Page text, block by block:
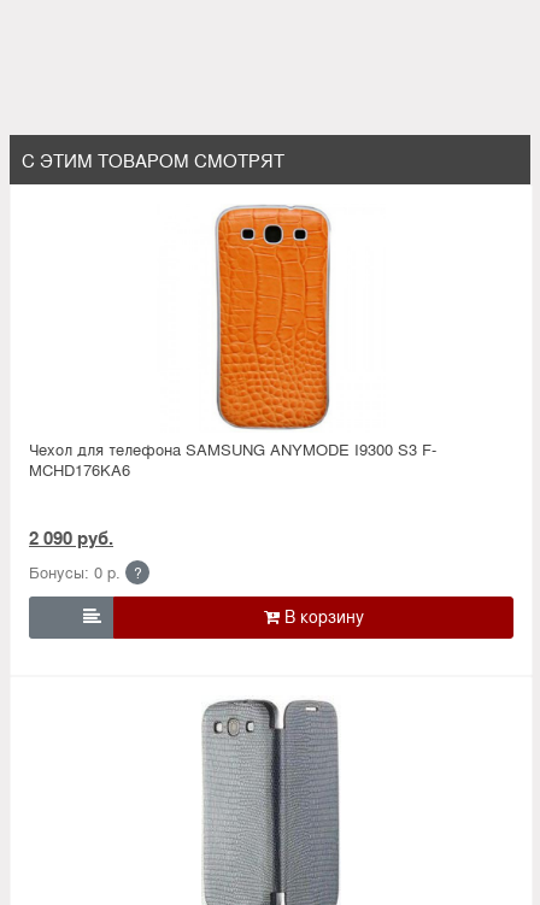
С ЭТИМ ТОВАРОМ СМОТРЯТ
Чехол для телефона SAMSUNG ANYMODE I9300 S3 F-
MCHD176KA6
2 090 руб.
Бонусы: 0 р. ?
